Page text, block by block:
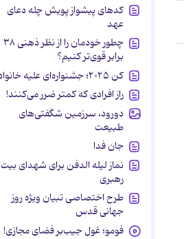
کدهای پیشواز پویش چله دعای
عهد
چطور خودمان را از نظر ذهنی ۳۸
برابر قوی‌تر کنیم؟
کن ۲۰۲۵؛ جشنواره‌ای علیه خانواده
راز افرادی که کمتر ضرر می‌کنند!
دورود، سرزمین شگفتی‌های
طبیعت
جان فدا
نماز لیله الدفن برای شهدای بیت
رهبری
طرح اختصاصی تبیان ویژه روز
جهانی قدس
فومو؛ غول جیب‌بر فضای مجازی!